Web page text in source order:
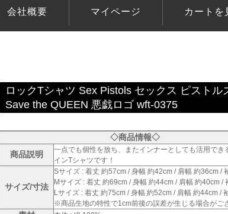
会社概要 マイページ カートを
ロックTシャツ Sex Pistols セックス ピストル
Save the QUEEN 悪戯ロゴ wft-0375
◇商品情報◇
商品説明
一点でも個性を放ち、またインナーとしても活用でき
インTシャツです！
サイズ/寸法
Sサイズ : 着丈 約57cm / 身幅 約42cm / 肩幅 約36cm /
Mサイズ : 着丈 約69cm / 身幅 約44cm / 肩幅 約40cm /
Lサイズ : 着丈 約75cm / 身幅 約52cm / 肩幅 約44cm /
※商品生地の特性で1cm前後の誤差が生じる場合がご